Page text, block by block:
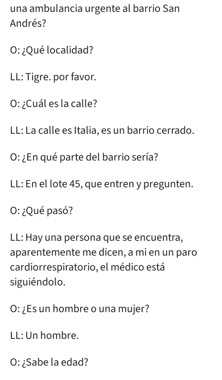
una ambulancia urgente al barrio San
Andrés?
O: ¿Qué localidad?
LL: Tigre. por favor.
O: ¿Cuál es la calle?
LL: La calle es Italia, es un barrio cerrado.
O: ¿En qué parte del barrio sería?
LL: En el lote 45, que entren y pregunten.
O: ¿Qué pasó?
LL: Hay una persona que se encuentra,
aparentemente me dicen, a mi en un paro
cardiorrespiratorio, el médico está
siguiéndolo.
O: ¿Es un hombre o una mujer?
LL: Un hombre.
O: ¿Sabe la edad?